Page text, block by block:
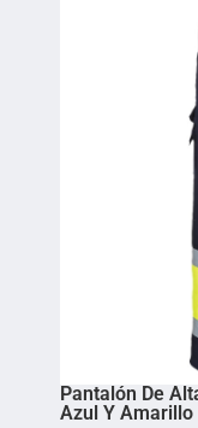
Pantalón De
Azul Y Amarillo